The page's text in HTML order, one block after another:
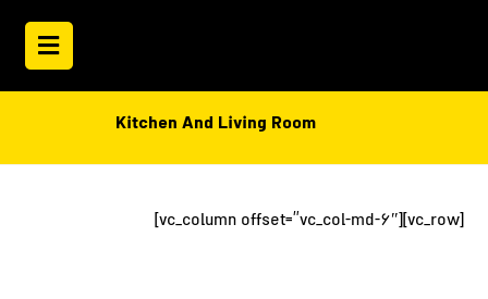
Kitchen And Living Room
[vc_row][vc_column offset=”vc_col-md-6″]